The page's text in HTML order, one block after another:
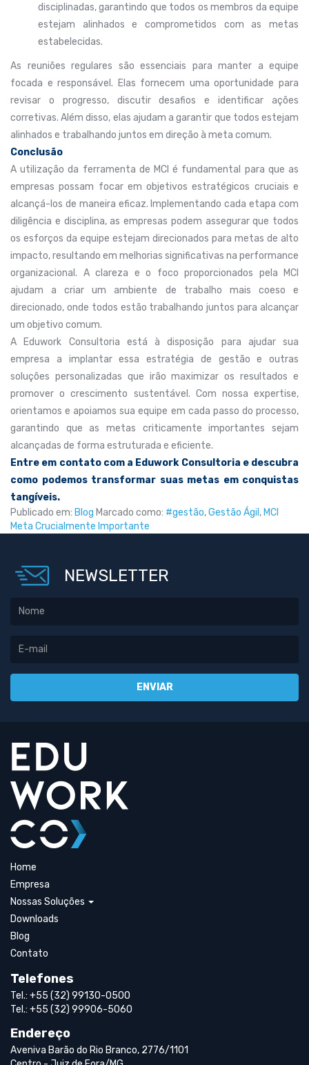
disciplinadas, garantindo que todos os membros da equipe
estejam alinhados e comprometidos com as metas
estabelecidas.
As reuniões regulares são essenciais para manter a equipe
focada e responsável. Elas fornecem uma oportunidade para
revisar o progresso, discutir desafios e identificar ações
corretivas. Além disso, elas ajudam a garantir que todos estejam
alinhados e trabalhando juntos em direção à meta comum.
Conclusão
A utilização da ferramenta de MCI é fundamental para que as
empresas possam focar em objetivos estratégicos cruciais e
alcançá-los de maneira eficaz. Implementando cada etapa com
diligência e disciplina, as empresas podem assegurar que todos
os esforços da equipe estejam direcionados para metas de alto
impacto, resultando em melhorias significativas na performance
organizacional. A clareza e o foco proporcionados pela MCI
ajudam a criar um ambiente de trabalho mais coeso e
direcionado, onde todos estão trabalhando juntos para alcançar
um objetivo comum.
A Eduwork Consultoria está à disposição para ajudar sua
empresa a implantar essa estratégia de gestão e outras
soluções personalizadas que irão maximizar os resultados e
promover o crescimento sustentável. Com nossa expertise,
orientamos e apoiamos sua equipe em cada passo do processo,
garantindo que as metas criticamente importantes sejam
alcançadas de forma estruturada e eficiente.
Entre em contato com a Eduwork Consultoria e descubra
como podemos transformar suas metas em conquistas
tangíveis.
Publicado em: Blog Marcado como: #gestão,Gestão Ágil , MCI
Meta Crucialmente Importante
NEWSLETTER
Home
Empresa
Nossas Soluções
Downloads
Blog
Contato
Telefones
Tel.: +55 (32) 99130-0500
Tel.: +55 (32) 99906-5060
Endereço
Aveniva Barão do Rio Branco, 2776/1101